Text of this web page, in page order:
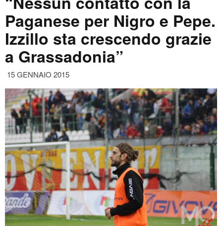
Paganese per Nigro e Pepe.
Izzillo sta crescendo grazie
a Grassadonia”
15 GENNAIO 2015